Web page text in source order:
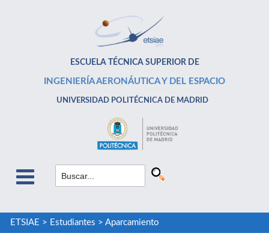
ESCUELA TÉCNICA SUPERIOR DE
INGENIERÍA AERONÁUTICA Y DEL ESPACIO
UNIVERSIDAD POLITÉCNICA DE MADRID
ETSIAE > Estudiantes > Aparcamiento